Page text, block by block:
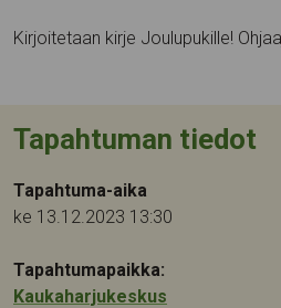
Kirjoitetaan kirje Joulupukille!
Tapahtuman tiedot
Tapahtuma-aika
ke 13.12.2023 13:30
Tapahtumapaikka:
Kaukaharjukeskus